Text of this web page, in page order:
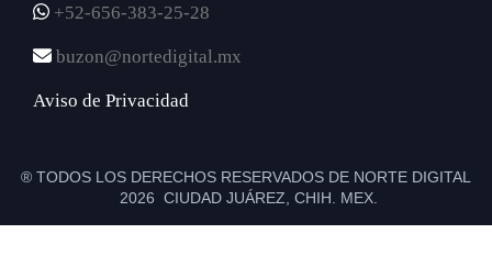
+52-656-383-25-28
buzon@nortedigital.mx
Aviso de Privacidad
® TODOS LOS DERECHOS RESERVADOS DE NORTE DIGITAL
2026 CIUDAD JUÁREZ, CHIH. MEX.